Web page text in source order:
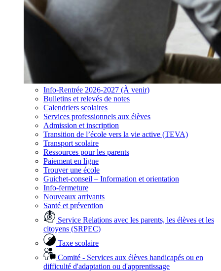
Info-Rentrée 2026-2027 (À venir)
Bulletins et relevés de notes
Calendriers scolaires
Services professionnels aux élèves
Admission et inscription
Transition de l’école vers la vie active (TEVA)
Transport scolaire
Ressources pour les parents
Paiement en ligne
Trouver une école
Guichet-conseil – Information et orientation
Info-fermeture
Nouveaux arrivants
Santé et prévention
Service Relations avec les parents, les élèves et les
citoyens (SRPEC)
Taxe scolaire
Comité - Services aux élèves handicapés ou en
difficulté d'adaptation ou d'apprentissage